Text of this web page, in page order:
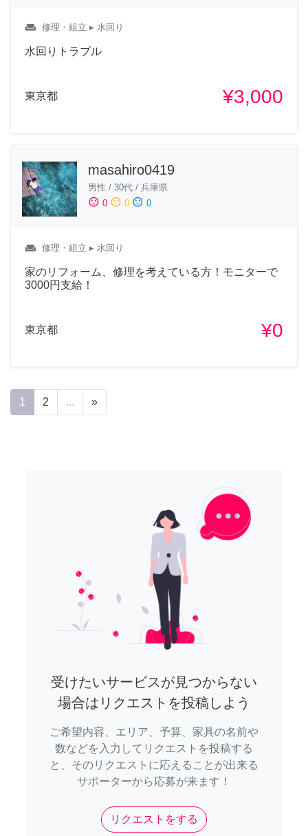
weekend 修理・組立 ▸ 水回り
水回りトラブル
東京都 ¥3,000
masahiro0419
男性 / 30代 / 兵庫県
sentiment_satisfied 0 sentiment_neutral 0 sentiment_dissatisfied 0
weekend 修理・組立 ▸ 水回り
家のリフォーム、修理を考えている方！モニターで
3000円支給！
東京都 ¥0
1 2 ... »
受けたいサービスが見つからない
場合はリクエストを投稿しよう
ご希望内容、エリア、予算、家具の名前や
数などを入力してリクエストを投稿する
と、そのリクエストに応えることが出来る
サポーターから応募が来ます！
リクエストをする